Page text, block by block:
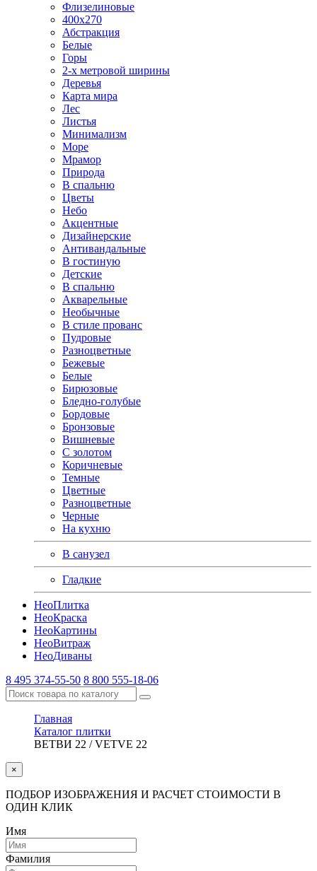
Флизелиновые
400х270
Абстракция
Белые
Горы
2-х метровой ширины
Деревья
Карта мира
Лес
Листья
Минимализм
Море
Мрамор
Природа
В спальню
Цветы
Небо
Акцентные
Дизайнерские
Антивандальные
В гостиную
Детские
В спальню
Акварельные
Необычные
В стиле прованс
Пудровые
Разноцветные
Бежевые
Белые
Бирюзовые
Бледно-голубые
Бордовые
Бронзовые
Вишневые
С золотом
Коричневые
Темные
Цветные
Разноцветные
Черные
На кухню
В санузел
Гладкие
НеоПлитка
НеоКраска
НеоКартины
НеоВитраж
НеоДиваны
8 495 374-55-50 8 800 555-18-06
Главная
Каталог плитки
ВЕТВИ 22 / VETVE 22
×
ПОДБОР ИЗОБРАЖЕНИЯ И РАСЧЕТ СТОИМОСТИ В
ОДИН КЛИК
Имя
Фамилия